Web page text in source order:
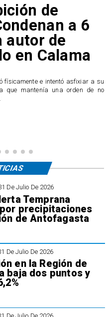
de
a 6
autor de
en Calama
físicamente e intentó asfixiar a su
que mantenía una orden de no
De Julio De 2026
Temprana
precipitaciones
de Antofagasta
De Julio De 2026
en la Región de
baja dos puntos y